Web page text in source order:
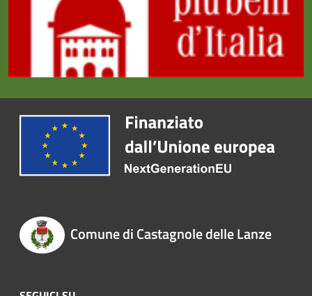
Comune di Castagnole delle Lanze